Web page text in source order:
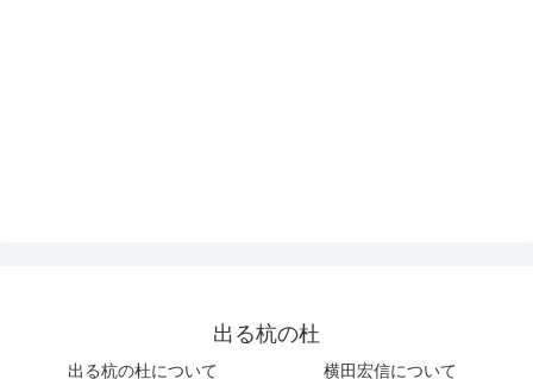
出る杭の杜
出る杭の杜について 横田宏信について